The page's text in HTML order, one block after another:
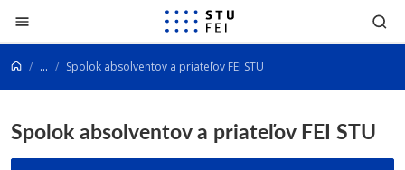
Prejsť na obsah
... Spolok absolventov a priateľov FEI STU
Spolok absolventov a priateľov FEI STU